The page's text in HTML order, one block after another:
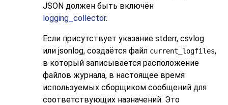
JSON должен быть включён
logging_collector.
Если присутствует указание stderr, csvlog
или jsonlog, создаётся файл current_logfiles,
в который записывается расположение
файлов журнала, в настоящее время
используемых сборщиком сообщений для
соответствующих назначений. Это